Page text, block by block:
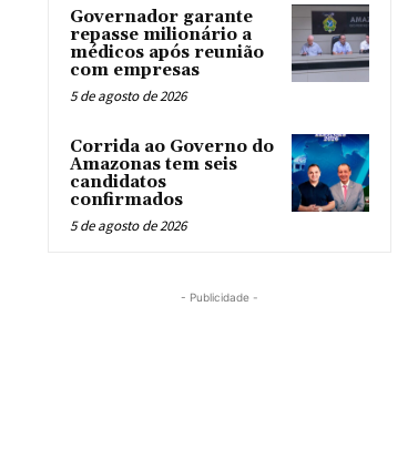
Governador garante
repasse milionário a
médicos após reunião
com empresas
5 de agosto de 2026
Corrida ao Governo do
Amazonas tem seis
candidatos
confirmados
5 de agosto de 2026
- Publicidade -